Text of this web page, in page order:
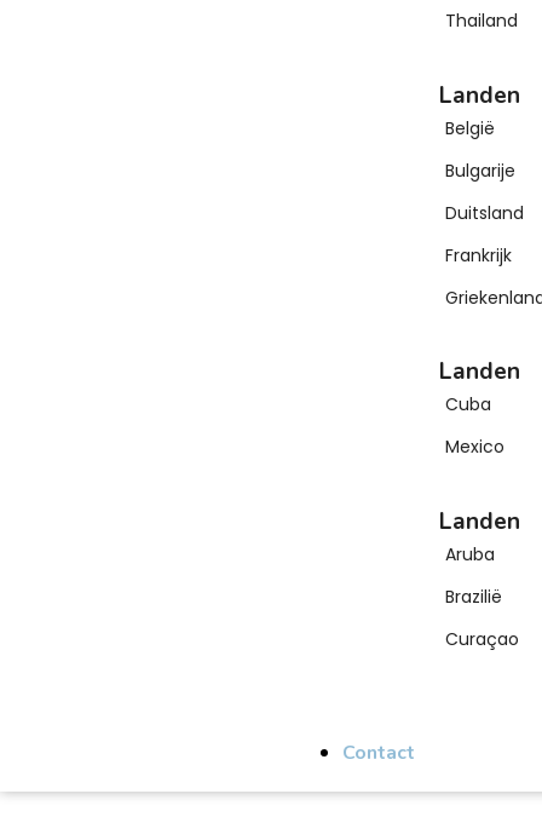
Thailand
Landen
België
Bulgarije
Duitsland
Frankrijk
Landen
Cuba
Mexico
Landen
Aruba
Brazilië
Curaçao
Contact